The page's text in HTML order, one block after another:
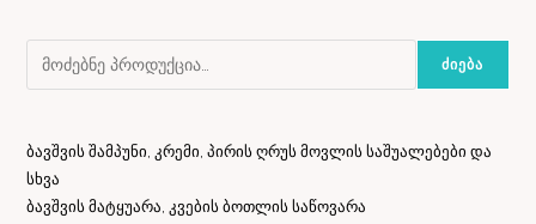
ᲫᲘᲔᲑᲐ
ბავშვის შამპუნი, კრემი, პირის ღრუს მოვლის საშუალებები და
სხვა
ბავშვის მატყუარა, კვების ბოთლის საწოვარა